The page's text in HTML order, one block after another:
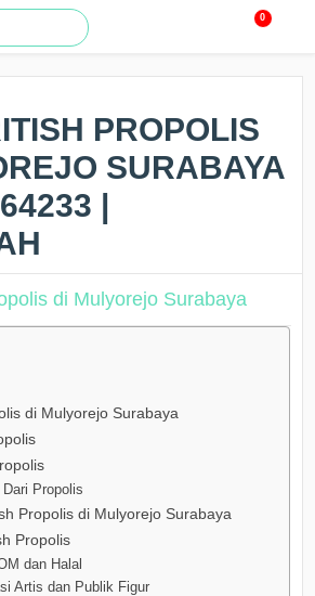
0
PROPOLIS
SURABAYA
|
di Mulyorejo Surabaya
Propolis
Propolis di Mulyorejo Surabaya
Propolis
dan Halal
Artis dan Publik Figur